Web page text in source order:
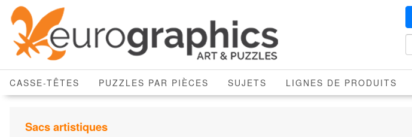
CASSE-TÊTES PUZZLES PAR PIÈCES SUJETS LIGNES DE PRODUITS
Sacs artistiques